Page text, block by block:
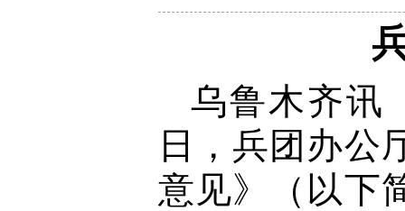
乌鲁木齐讯
日，兵团办公
意见》（以下